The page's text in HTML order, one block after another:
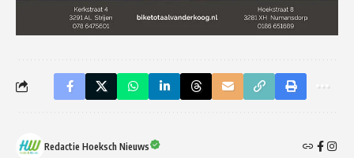
Redactie Hoeksch Nieuws